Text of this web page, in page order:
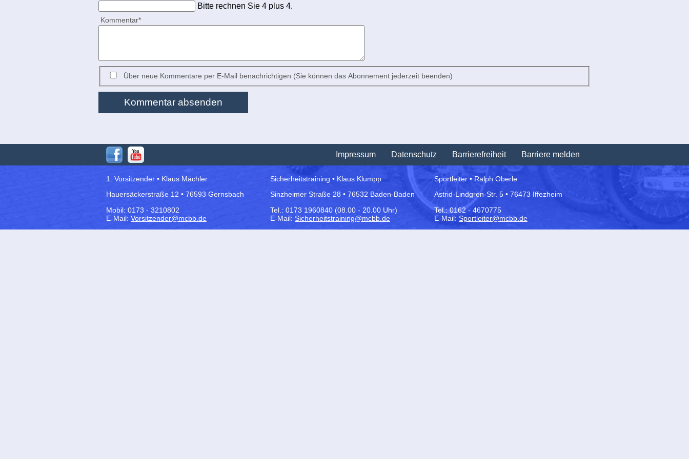
Bitte rechnen Sie 4 plus 4.
Pflichtfeld
Kommentar*
Über neue Kommentare per E-Mail benachrichtigen (Sie können das Abonnement jederzeit beenden)
Kommentar absenden
Impressum Datenschutz Barrierefreiheit Barriere melden
1. Vorsitzender • Klaus Mächler
Hauersäckerstraße 12 • 76593 Gernsbach
Mobil: 0173 - 3210802
E-Mail: Vorsitzender@mcbb.de
Sicherheitstraining • Klaus Klumpp
Sinzheimer Straße 28 • 76532 Baden-Baden
Tel.: 0173 1960840 (08.00 - 20.00 Uhr)
E-Mail: Sicherheitstraining@mcbb.de
Sportleiter • Ralph Oberle
Astrid-Lindgren-Str. 5 • 76473 Iffezheim
Tel.: 0162 - 4670775
E-Mail: Sportleiter@mcbb.de